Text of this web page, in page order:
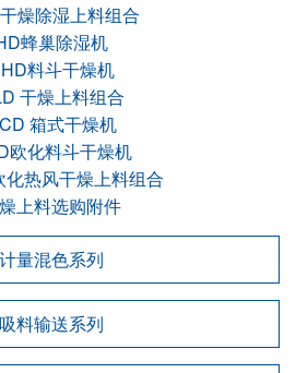
燥除湿上料组合
蜂巢除湿机
料斗干燥机
干燥上料组合
箱式干燥机
欧化料斗干燥机
化热风干燥上料组合
上料选购附件
计量混色系列
吸料输送系列